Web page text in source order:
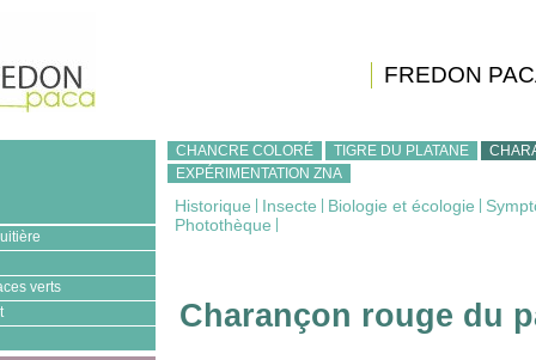
FREDON
verts
CHANCRE COLORÉ TIGRE DU PLATANE
EXPÉRIMENTATION ZNA
Historique Insecte Biologie et écologie
Photothèque
Charançon rouge du